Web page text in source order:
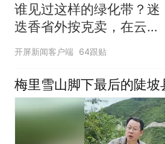
谁见过这样的绿化带？迷
迭香省外按克卖，在云南
当绿化带，本地人喊话：
能不能种点薄荷、折耳根
来源
开屏新闻客户端 64跟贴
梅里雪山脚下最后的陡坡